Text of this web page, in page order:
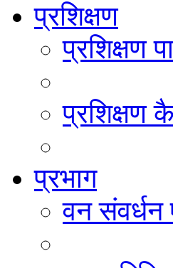
प्रशिक्षण
प्रशिक्षण
प्रशिक्षण
प्रभाग
वन